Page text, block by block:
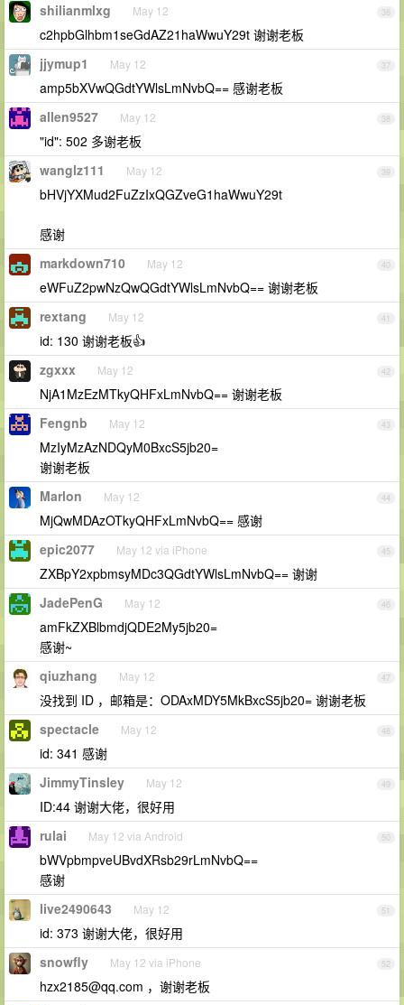
36
shilianmlxg May 12
c2hpbGlhbm1seGdAZ21haWwuY29t 谢谢老板
37
jjymup1 May 12
amp5bXVwQGdtYWlsLmNvbQ== 感谢老板
38
allen9527 May 12
"id": 502 多谢老板
39
wanglz111 May 12
bHVjYXMud2FuZzIxQGZveG1haWwuY29t
感谢
40
markdown710 May 12
eWFuZ2pwNzQwQGdtYWlsLmNvbQ== 谢谢老板
41
rextang May 12
id: 130 谢谢老板👍
42
zgxxx May 12
NjA1MzEzMTkyQHFxLmNvbQ== 谢谢老板
43
Fengnb May 12
MzIyMzAzNDQyM0BxcS5jb20=
谢谢老板
44
Marlon May 12
MjQwMDAzOTkyQHFxLmNvbQ== 感谢
45
epic2077 May 12 via iPhone
ZXBpY2xpbmsyMDc3QGdtYWlsLmNvbQ== 谢谢
46
JadePenG May 12
amFkZXBlbmdjQDE2My5jb20=
感谢~
47
qiuzhang May 12
没找到 ID ，邮箱是：ODAxMDY5MkBxcS5jb20= 谢谢老板
48
spectacle May 12
id: 341 感谢
49
JimmyTinsley May 12
ID:44 谢谢大佬，很好用
50
rulai May 12 via Android
bWVpbmpveUBvdXRsb29rLmNvbQ==
感谢
51
live2490643 May 12
id: 373 谢谢大佬，很好用
52
snowfly May 12 via iPhone
hzx2185@qq.com ，谢谢老板